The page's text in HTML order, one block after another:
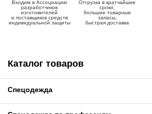
Входим в Ассоциацию
разработчиков
изготовителей
и поставщиков средств
индивидуальной защиты
Отгрузка в кратчайшие
сроки,
большие товарные
запасы,
быстрая доставка
Каталог товаров
Спецодежда